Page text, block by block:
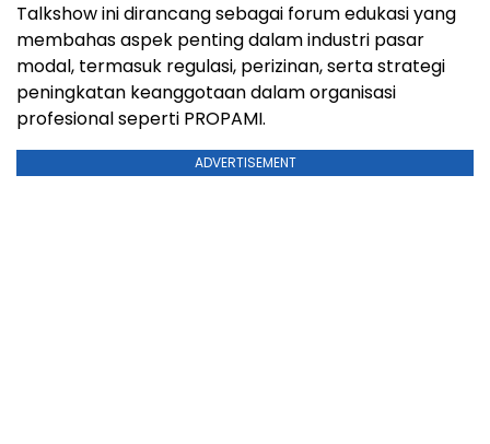
Talkshow ini dirancang sebagai forum edukasi yang
membahas aspek penting dalam industri pasar
modal, termasuk regulasi, perizinan, serta strategi
peningkatan keanggotaan dalam organisasi
profesional seperti PROPAMI.
ADVERTISEMENT